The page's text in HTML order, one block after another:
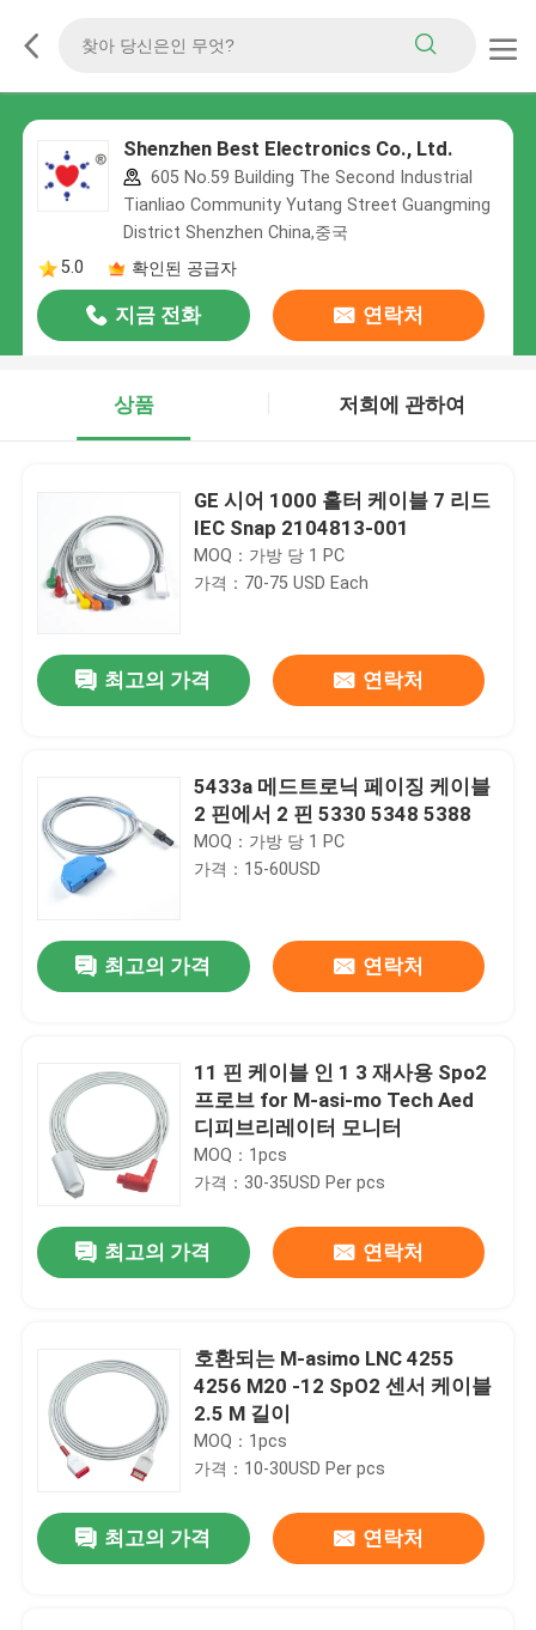
Shenzhen Best Electronics Co., Ltd.
605 No.59 Building The Second Industrial
Tianliao Community Yutang Street Guangming
District Shenzhen China,중국
5.0
확인된 공급자
지금 전화 연락처
상품 저희에 관하여
GE 시어 1000 홀터 케이블 7 리드
IEC Snap 2104813-001
MOQ：가방 당 1 PC
가격：70-75 USD Each
최고의 가격 연락처
5433a 메드트로닉 페이징 케이블
2 핀에서 2 핀 5330 5348 5388
MOQ：가방 당 1 PC
가격：15-60USD
최고의 가격 연락처
11 핀 케이블 인 1 3 재사용 Spo2
프로브 for M-asi-mo Tech Aed
디피브리레이터 모니터
MOQ：1pcs
가격：30-35USD Per pcs
최고의 가격 연락처
호환되는 M-asimo LNC 4255
4256 M20 -12 SpO2 센서 케이블
2.5 M 길이
MOQ：1pcs
가격：10-30USD Per pcs
최고의 가격 연락처